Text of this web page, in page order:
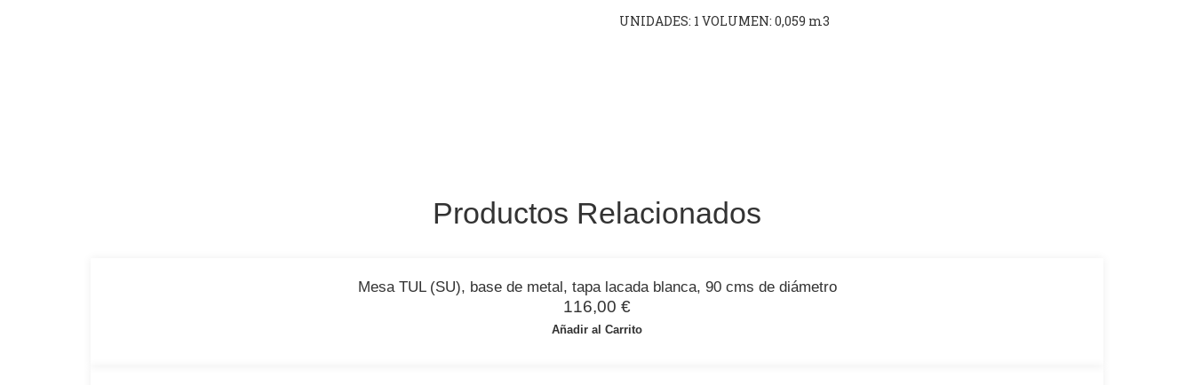
UNIDADES: 1 VOLUMEN: 0,059 m3
Productos Relacionados
Mesa TUL (SU), base de metal, tapa lacada blanca, 90 cms de diámetro
116,00 €
Añadir al Carrito